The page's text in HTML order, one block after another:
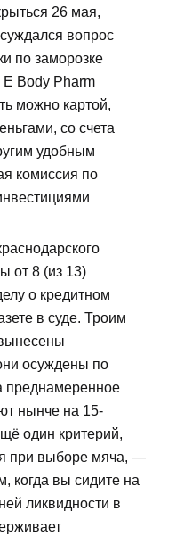
26 мая,
вопрос
по заморозке
Body Pharm
можно картой,
со счета
удобным
комиссия по
от 8 (из 13)
о кредитном
в суде. Троим
осуждены по
преднамеренное
нынче на 15-
один критерий,
при выборе мяча, —
когда вы сидите на
ликвидности в